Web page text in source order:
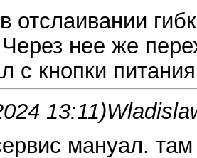
отслаивании
нее же
с кнопки питания
13:11)
мануал.